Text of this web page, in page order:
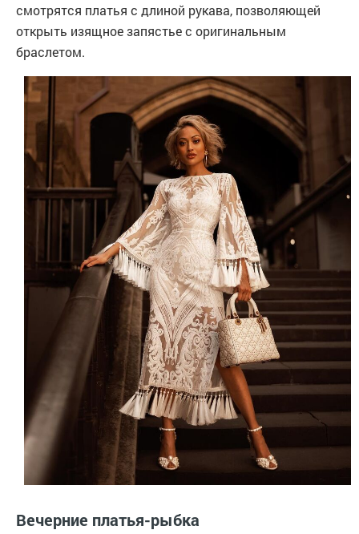
смотрятся платья с длиной рукава, позволяющей
открыть изящное запястье с оригинальным
браслетом.
Вечерние платья-рыбка